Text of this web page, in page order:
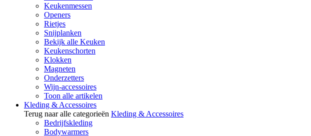
Keukenmessen
Openers
Rietjes
Snijplanken
Bekijk alle Keuken
Keukenschorten
Klokken
Magneten
Onderzetters
Wijn-accessoires
Toon alle artikelen
Kleding & Accessoires
Terug naar alle categorieën Kleding & Accessoires
Bedrijfskleding
Bodywarmers